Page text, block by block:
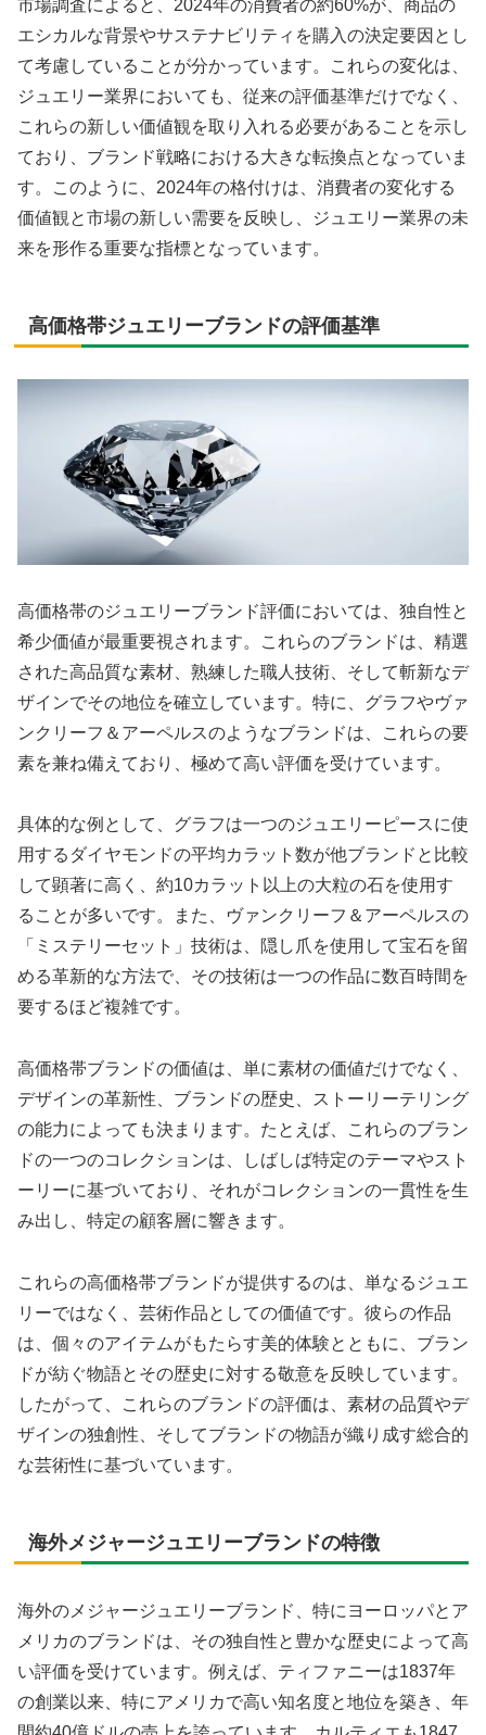
市場調査によると、2024年の消費者の約60%が、商品の
エシカルな背景やサステナビリティを購入の決定要因とし
て考慮していることが分かっています。これらの変化は、
ジュエリー業界においても、従来の評価基準だけでなく、
これらの新しい価値観を取り入れる必要があることを示し
ており、ブランド戦略における大きな転換点となっていま
す。このように、2024年の格付けは、消費者の変化する
価値観と市場の新しい需要を反映し、ジュエリー業界の未
来を形作る重要な指標となっています。
高価格帯ジュエリーブランドの評価基準
高価格帯のジュエリーブランド評価においては、独自性と
希少価値が最重要視されます。これらのブランドは、精選
された高品質な素材、熟練した職人技術、そして斬新なデ
ザインでその地位を確立しています。特に、グラフやヴァ
ンクリーフ＆アーペルスのようなブランドは、これらの要
素を兼ね備えており、極めて高い評価を受けています。
具体的な例として、グラフは一つのジュエリーピースに使
用するダイヤモンドの平均カラット数が他ブランドと比較
して顕著に高く、約10カラット以上の大粒の石を使用す
ることが多いです。また、ヴァンクリーフ＆アーペルスの
「ミステリーセット」技術は、隠し爪を使用して宝石を留
める革新的な方法で、その技術は一つの作品に数百時間を
要するほど複雑です。
高価格帯ブランドの価値は、単に素材の価値だけでなく、
デザインの革新性、ブランドの歴史、ストーリーテリング
の能力によっても決まります。たとえば、これらのブラン
ドの一つのコレクションは、しばしば特定のテーマやスト
ーリーに基づいており、それがコレクションの一貫性を生
み出し、特定の顧客層に響きます。
これらの高価格帯ブランドが提供するのは、単なるジュエ
リーではなく、芸術作品としての価値です。彼らの作品
は、個々のアイテムがもたらす美的体験とともに、ブラン
ドが紡ぐ物語とその歴史に対する敬意を反映しています。
したがって、これらのブランドの評価は、素材の品質やデ
ザインの独創性、そしてブランドの物語が織り成す総合的
な芸術性に基づいています。
海外メジャージュエリーブランドの特徴
海外のメジャージュエリーブランド、特にヨーロッパとア
メリカのブランドは、その独自性と豊かな歴史によって高
い評価を受けています。例えば、ティファニーは1837年
の創業以来、特にアメリカで高い知名度と地位を築き、年